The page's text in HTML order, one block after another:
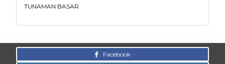
TUNAMAN BASAR
Facebook